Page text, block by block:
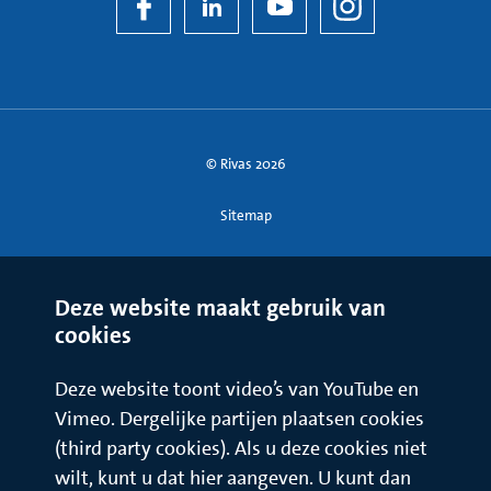
© Rivas 2026
Sitemap
Deze website maakt gebruik van
cookies
Deze website toont video’s van YouTube en
Vimeo. Dergelijke partijen plaatsen cookies
(third party cookies). Als u deze cookies niet
wilt, kunt u dat hier aangeven. U kunt dan